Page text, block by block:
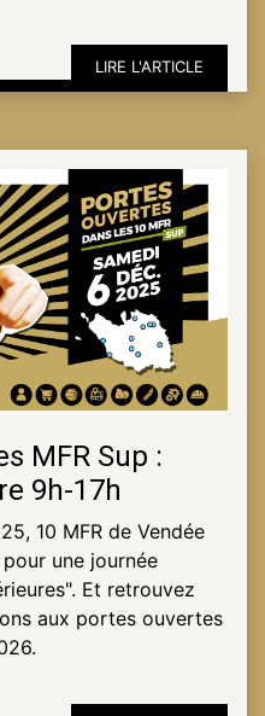
LIRE L'ARTICLE
MFR Sup :
9h-17h
10 MFR de Vendée
une journée
Et retrouvez
aux portes ouvertes